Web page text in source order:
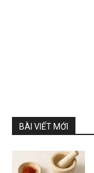
BÀI VIẾT MỚI